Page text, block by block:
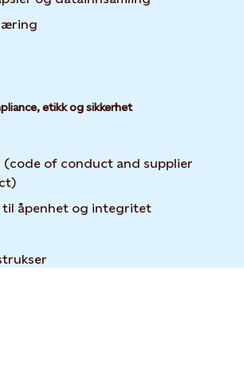
etikk og sikkerhet
(code of conduct and supplier
åpenhet og integritet